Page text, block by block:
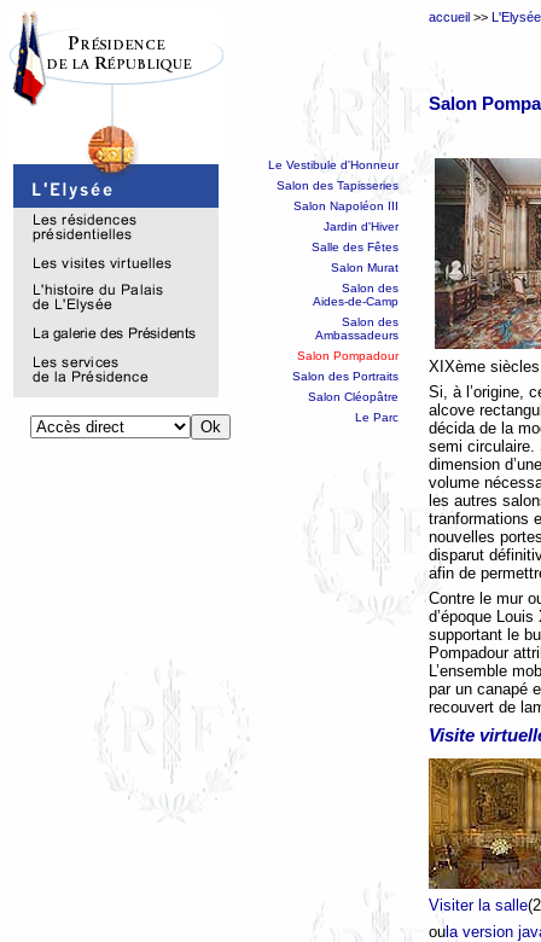
Le Vestibule d'Honneur
Salon des Tapisseries
Salon Napoléon III
Jardin d'Hiver
Salle des Fêtes
Salon Murat
Salon des
Aides-de-Camp
Salon des
Ambassadeurs
Salon Pompadour
Salon des Portraits
Salon Cléopâtre
Le Parc
accueil >> L'Elysée
Salon
XIXème
Si, à l’origine,
alcove
décida de la
semi circulaire.
dimension
volume
les autres
tranformations
nouvelles
disparut
afin de
Contre le mur
d’époque
supportant le
Pompadour
L’ensemble
par un canapé
recouvert de
Visite
Visiter la salle
ou la version